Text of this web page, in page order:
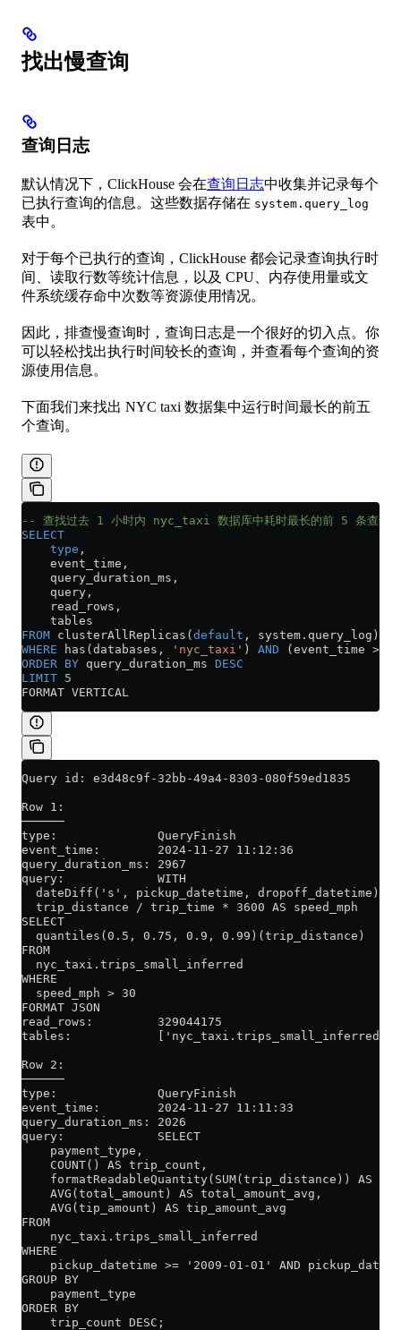
找出慢查询
查询日志
默认情况下，ClickHouse 会在查询日志中收集并记录每个
已执行查询的信息。这些数据存储在 system.query_log
表中。
对于每个已执行的查询，ClickHouse 都会记录查询执行时
间、读取行数等统计信息，以及 CPU、内存使用量或文
件系统缓存命中次数等资源使用情况。
因此，排查慢查询时，查询日志是一个很好的切入点。你
可以轻松找出执行时间较长的查询，并查看每个查询的资
源使用信息。
下面我们来找出 NYC taxi 数据集中运行时间最长的前五
个查询。
-- 查找过去 1 小时内 nyc_taxi 数据库中耗时最长的前 5 条查询
SELECT
    type
,
    event_time,
    query_duration_ms,
    query,
    read_rows,
    tables
FROM clusterAllReplicas(default , system . query_log )
WHERE has(databases, 'nyc_taxi' ) AND (event_time >=
ORDER BY query_duration_ms DESC
LIMIT 5
FORMAT VERTICAL
Query id: e3d48c9f-32bb-49a4-8303-080f59ed1835
Row 1:
──────
type:              QueryFinish
event_time:        2024-11-27 11:12:36
query_duration_ms: 2967
query:             WITH
dateDiff('s', pickup_datetime, dropoff_datetime)
  trip_distance / trip_time * 3600 AS speed_mph
SELECT
  quantiles(0.5, 0.75, 0.9, 0.99)(trip_distance)
FROM
  nyc_taxi.trips_small_inferred
WHERE
  speed_mph > 30
FORMAT JSON
read_rows:         329044175
tables:            ['nyc_taxi.trips_small_inferred']
Row 2:
──────
type:              QueryFinish
event_time:        2024-11-27 11:11:33
query_duration_ms: 2026
query:             SELECT
    payment_type,
    COUNT() AS trip_count,
formatReadableQuantity(SUM(trip_distance)) AS
    AVG(total_amount) AS total_amount_avg,
    AVG(tip_amount) AS tip_amount_avg
FROM
    nyc_taxi.trips_small_inferred
WHERE
pickup_datetime >= '2009-01-01' AND
GROUP BY
    payment_type
ORDER BY
    trip_count DESC;